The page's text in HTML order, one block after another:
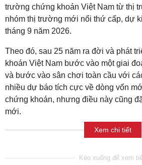
trường chứng khoán Việt Nam từ thị
nhóm thị trường mới nổi thứ cấp, dự
tháng 9 năm 2026.
Theo đó, sau 25 năm ra đời và phát
khoán Việt Nam bước vào một giai
và bước vào sân chơi toàn cầu với
nhiều dự báo tích cực về dòng vốn
chứng khoán, nhưng điều này cũng
mới.
Xem chi tiết